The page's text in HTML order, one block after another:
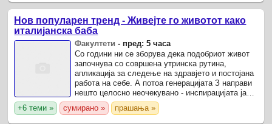
Нов популарен тренд - Живејте го животот како
италијанска баба
Факултети - пред: 5 часа
Со години ни се зборува дека подобриот живот
започнува со совршена утринска рутина,
апликација за следење на здравјето и постојана
работа на себе. А потоа генерацијата З направи
нешто целосно неочекувано - инспирацијата ја
пронајде кај италијанските баби.
+6 теми » сумирано » прашања »